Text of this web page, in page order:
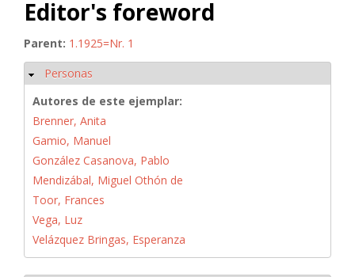
Editor's foreword
Parent: 1.1925=Nr. 1
Ocultar
Personas
Autores de este ejemplar:
Brenner, Anita
Gamio, Manuel
González Casanova, Pablo
Mendizábal, Miguel Othón de
Toor, Frances
Vega, Luz
Velázquez Bringas, Esperanza